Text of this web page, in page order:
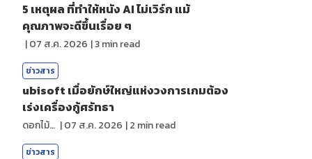
5 เหตุผล ที่ทำให้หนัง AI ไม่เวิร์ก แม้
คุณภาพจะดีขึ้นเรื่อย ๆ
|07 ส.ค. 2026 |3min read
ข่าวสาร
ubisoft เมื่อยักษ์ใหญ่แห่งวงการเกมต้อง
เร่งเครื่องกู้ศรัทธา
ดอกไม้กับสายน้ำ |07 ส.ค. 2026 |2 min read
ข่าวสาร